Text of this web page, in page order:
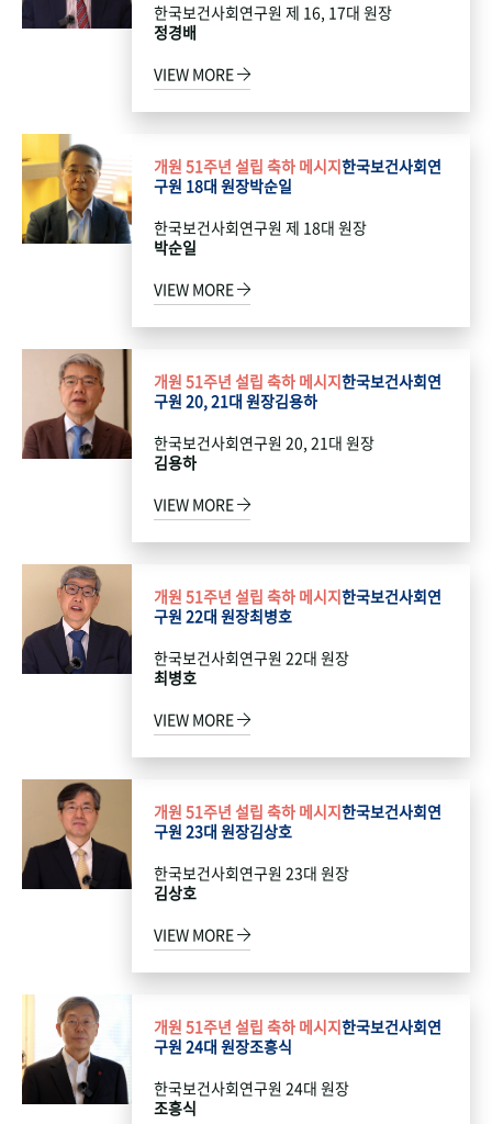
한국보건사회연구원 제 16, 17대 원장
정경배
VIEW MORE
개원 51주년 설립 축하 메시지한국보건사회연
구원 18대 원장박순일
한국보건사회연구원 제 18대 원장
박순일
VIEW MORE
개원 51주년 설립 축하 메시지한국보건사회연
구원 20, 21대 원장김용하
한국보건사회연구원 20, 21대 원장
김용하
VIEW MORE
개원 51주년 설립 축하 메시지한국보건사회연
구원 22대 원장최병호
한국보건사회연구원 22대 원장
최병호
VIEW MORE
개원 51주년 설립 축하 메시지한국보건사회연
구원 23대 원장김상호
한국보건사회연구원 23대 원장
김상호
VIEW MORE
개원 51주년 설립 축하 메시지한국보건사회연
구원 24대 원장조흥식
한국보건사회연구원 24대 원장
조흥식